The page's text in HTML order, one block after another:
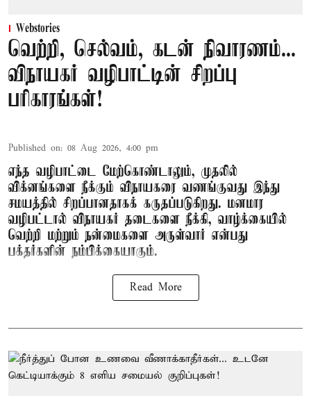
Webstories
வெற்றி, செல்வம், கடன் நிவாரணம்...
விநாயகர் வழிபாட்டின் சிறப்பு
பரிகாரங்கள்!
Published on: 08 Aug 2026, 4:00 pm
எந்த வழிபாட்டை மேற்கொண்டாலும், முதலில்
விக்னங்களை நீக்கும் விநாயகரை வணங்குவது இந்து
சமயத்தில் சிறப்பானதாகக் கருதப்படுகிறது. மனமார
வழிபட்டால் விநாயகர் தடைகளை நீக்கி, வாழ்க்கையில்
வெற்றி மற்றும் நன்மைகளை அருள்வார் என்பது
பக்தர்களின் நம்பிக்கையாகும்.
Read More